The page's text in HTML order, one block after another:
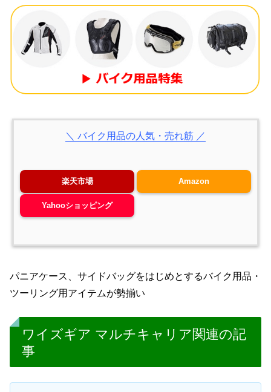
＼ バイク用品の人気・売れ筋 ／
楽天市場 Amazon
Yahooショッピング
パニアケース、サイドバッグをはじめとするバイク用品・
ツーリング用アイテムが勢揃い
ワイズギア マルチキャリア関連の記
事